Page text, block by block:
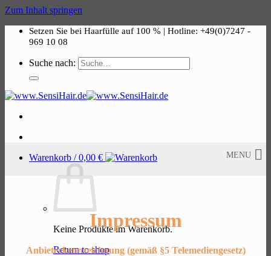
Zum Inhalt springen
Setzen Sie bei Haarfülle auf 100 % | Hotline: +49(0)7247 -
969 10 08
Suche nach:
Warenkorb /0,00 €
Keine Produkte im Warenkorb.
Return to shop
MENU
Impressum
Anbieterkennzeichnung (gemäß §5 Telemediengesetz)